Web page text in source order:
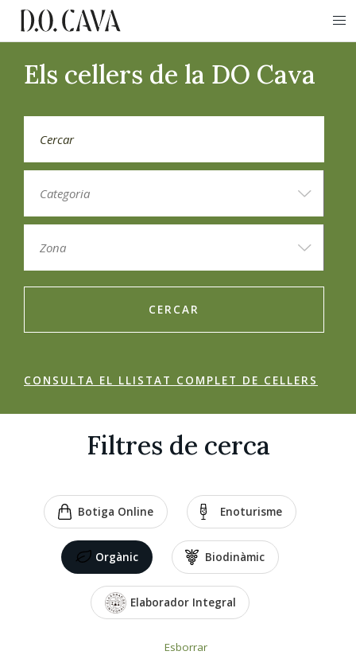
Els cellers de la DO Cava
CERCAR
CONSULTA EL LLISTAT COMPLET DE CELLERS
Filtres de cerca
Botiga Online Enoturisme
Orgànic Biodinàmic
Elaborador Integral
Esborrar